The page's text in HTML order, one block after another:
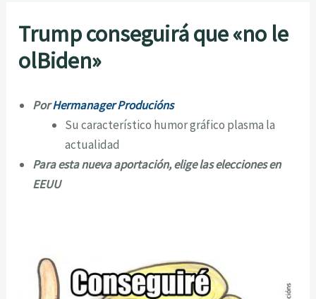
Trump conseguirá que «no le
olBiden»
PorHermanager Producións
Su característico humor gráfico plasma la
actualidad
Para esta nueva aportación, elige las elecciones en
EEUU